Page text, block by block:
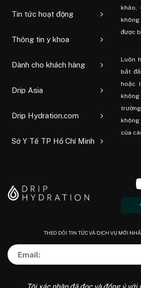
Tin tức hoạt động
Thông tin y khoa
Dành cho khách hàng
Drip Asia
Drip Hydration.com
Sở Y Tế TP Hồ Chí Minh
khảo,
được
Luôn
bắt
hoặc
không
của
THEO DÕI TIN TỨC VÀ DỊCH VỤ MỚI
Tôi xác nhận đã đọc và đồng ý với